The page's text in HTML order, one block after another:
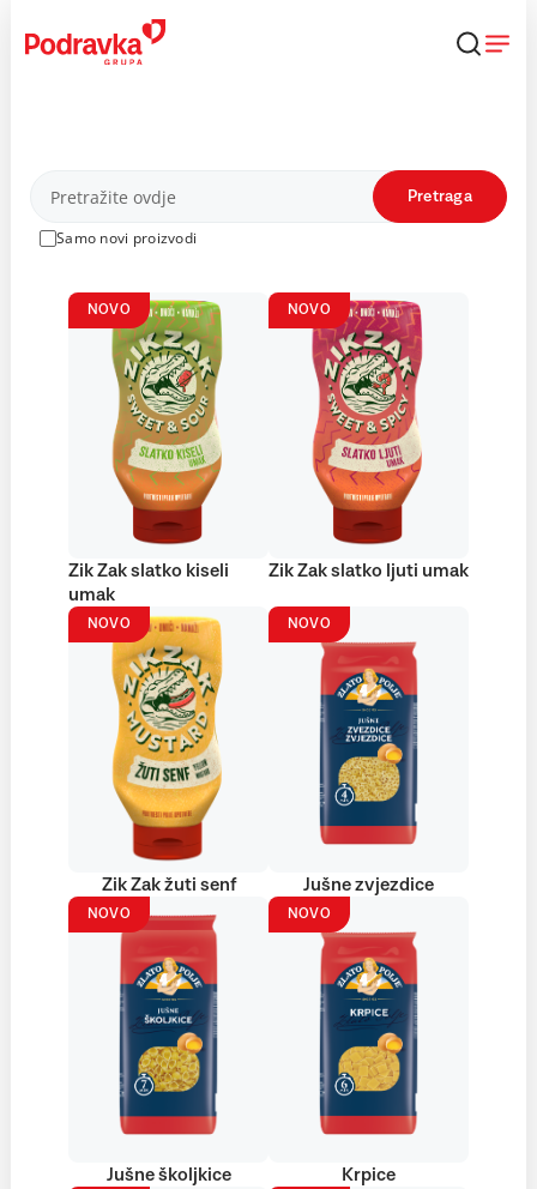
content
Proizvodi
Samo novi proizvodi
Pretraga
NOVO
Zik Zak slatko kiseli
umak
NOVO
Zik Zak slatko ljuti umak
NOVO
Zik Zak žuti senf
NOVO
Jušne zvjezdice
NOVO
Jušne školjkice
NOVO
Krpice